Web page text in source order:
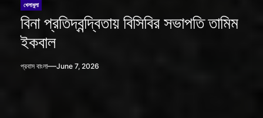
খেলাধুলা
বিনা প্রতিদ্বন্দ্বিতায় বিসিবির সভাপতি তামিম
ইকবাল
প্রবাস বাংলা June 7, 2026